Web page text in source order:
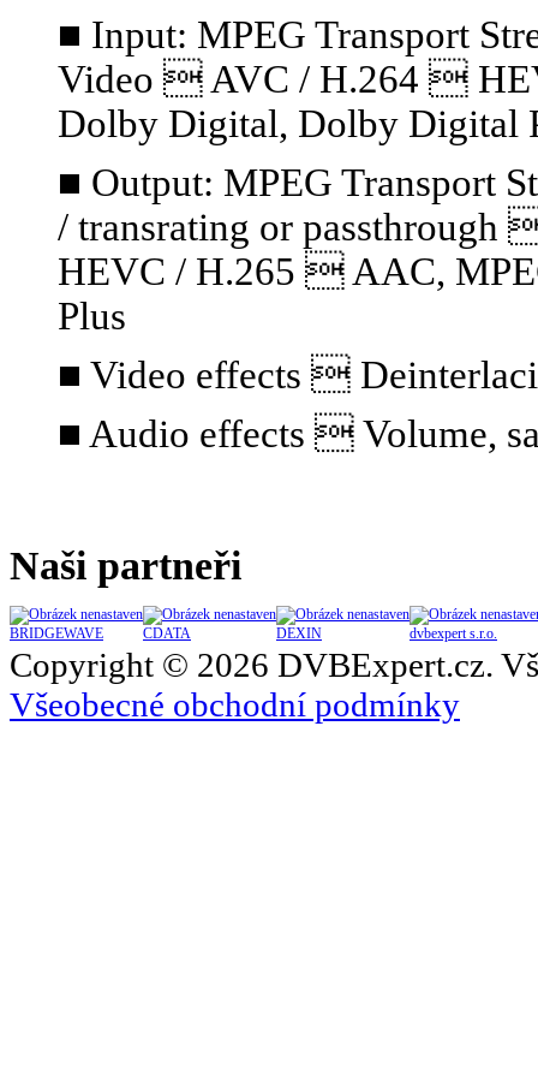
■ Input: MPEG Transport
Video  AVC / H.264 
Dolby Digital, Dolby Digital
■ Output: MPEG Transport
/ transrating or
HEVC / H.265  AAC,
Plus
■ Video effects 
■ Audio effects  Volume,
Naši partneři
BRIDGEWAVE CDATA DEXIN dvbexpert s.r.o.
Copyright © 2026 DVBExpert.cz.
Všeobecné obchodní podmínky